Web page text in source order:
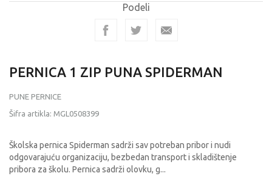
Podeli
PERNICA 1 ZIP PUNA SPIDERMAN
PUNE PERNICE
Šifra artikla: MGL0508399
Školska pernica Spiderman sadrži sav potreban pribor i nudi
odgovarajuću organizaciju, bezbedan transport i skladištenje
pribora za školu. Pernica sadrži olovku, g...